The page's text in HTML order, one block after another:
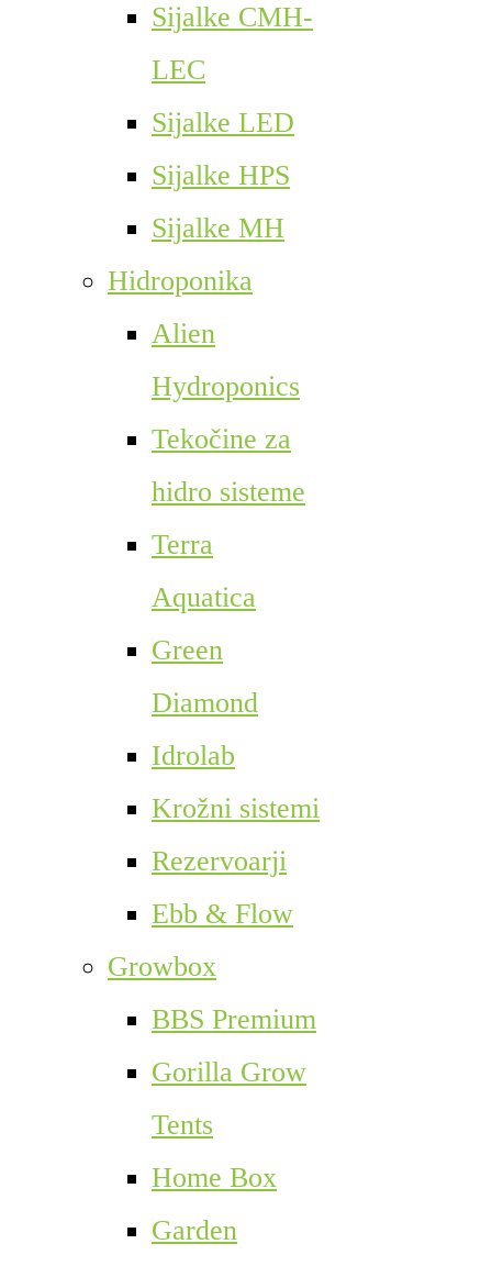
Sijalke CMH-
LEC
Sijalke LED
Sijalke HPS
Sijalke MH
Hidroponika
Alien
Hydroponics
Tekočine za
hidro sisteme
Terra
Aquatica
Green
Diamond
Idrolab
Krožni sistemi
Rezervoarji
Ebb & Flow
Growbox
BBS Premium
Gorilla Grow
Tents
Home Box
Garden